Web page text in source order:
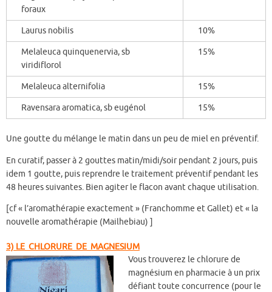
foraux
Laurus nobilis 10%
Melaleuca quinquenervia, sb
viridiflorol
15%
Melaleuca alternifolia 15%
Ravensara aromatica, sb eugénol 15%
Une goutte du mélange le matin dans un peu de miel en préventif.
En curatif, passer à 2 gouttes matin/midi/soir pendant 2 jours, puis
idem 1 goutte, puis reprendre le traitement préventif pendant les
48 heures suivantes. Bien agiter le flacon avant chaque utilisation.
[cf « l’aromathérapie exactement » (Franchomme et Gallet) et « la
nouvelle aromathérapie (Mailhebiau) ]
3) LE CHLORURE DE MAGNESIUM
Vous trouverez le chlorure de
magnésium en pharmacie à un prix
défiant toute concurrence (pour le